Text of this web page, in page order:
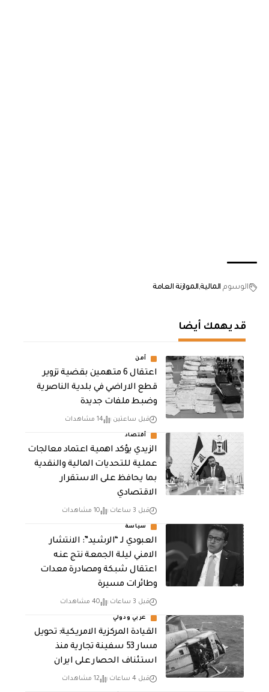
الوسوم المالية الموازنة العامة
قد يهمك أيضا
أمن
اعتقال 6 متهمين بقضية تزوير
قطع الاراضي في بلدية الناصرية
وضبط ملفات جديدة
قبل ساعتين 14 مشاهدات
أقتصاد
الزيدي يؤكد اهمية اعتماد معالجات
عملية للتحديات المالية والنقدية
بما يحافظ على الاستقرار
الاقتصادي
قبل 3 ساعات 10 مشاهدات
سياسة
العبودي لـ “الرشيد”: الانتشار
الامني ليلة الجمعة نتج عنه
اعتقال شبكة ومصادرة معدات
وطائرات مسيرة
قبل 3 ساعات 40 مشاهدات
عربي ودولي
القيادة المركزية الامريكية: تحويل
مسار 53 سفينة تجارية منذ
استئناف الحصار على ايران
قبل 4 ساعات 12 مشاهدات